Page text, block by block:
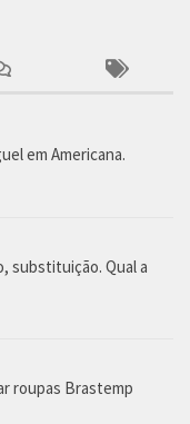
em Americana.
substituição. Qual a
roupas Brastemp